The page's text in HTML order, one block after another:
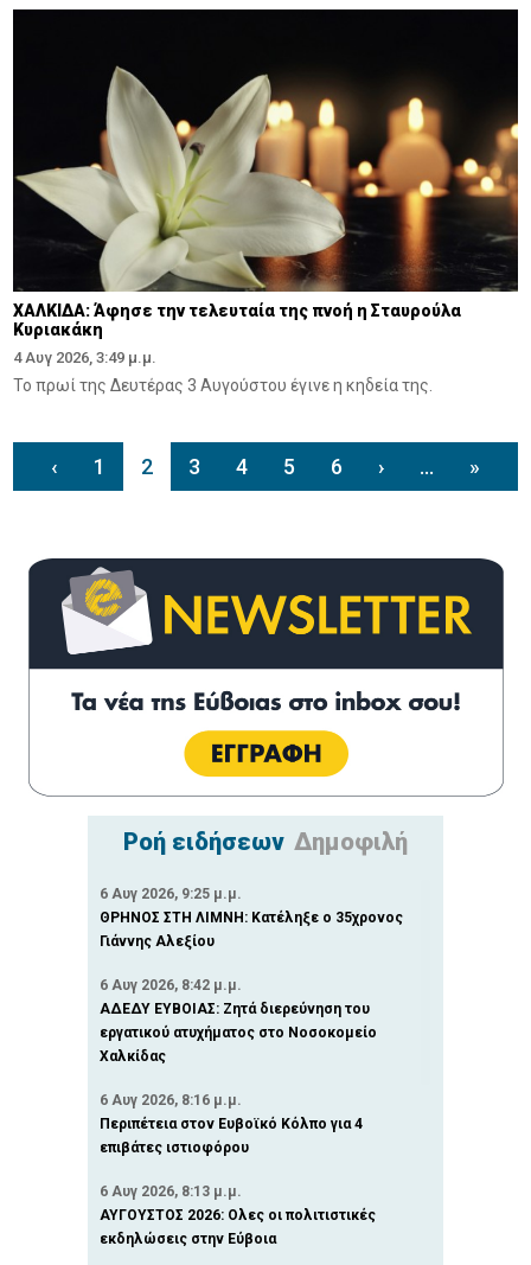
ΧΑΛΚΙΔΑ: Άφησε την τελευταία της πνοή η Σταυρούλα
Κυριακάκη
4 Αυγ 2026, 3:49 μ.μ.
Το πρωί της Δευτέρας 3 Αυγούστου έγινε η κηδεία της.
‹ 1 2 3 4 5 6 › ... »
Ροή ειδήσεων Δημοφιλή
6 Αυγ 2026, 9:25 μ.μ.
ΘΡΗΝΟΣ ΣΤΗ ΛΙΜΝΗ: Κατέληξε ο 35χρονος
Γιάννης Αλεξίου
6 Αυγ 2026, 8:42 μ.μ.
ΑΔΕΔΥ ΕΥΒΟΙΑΣ: Ζητά διερεύνηση του
εργατικού ατυχήματος στο Νοσοκομείο
Χαλκίδας
6 Αυγ 2026, 8:16 μ.μ.
Περιπέτεια στον Ευβοϊκό Κόλπο για 4
επιβάτες ιστιοφόρου
6 Αυγ 2026, 8:13 μ.μ.
ΑΥΓΟΥΣΤΟΣ 2026: Ολες οι πολιτιστικές
εκδηλώσεις στην Εύβοια